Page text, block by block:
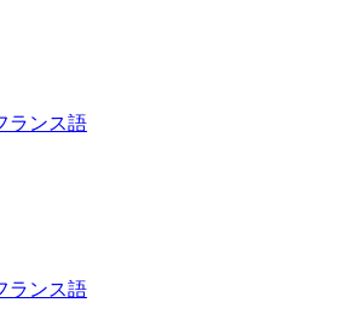
ランス語
ランス語